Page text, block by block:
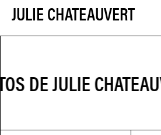
JULIE CHATEAUVERT